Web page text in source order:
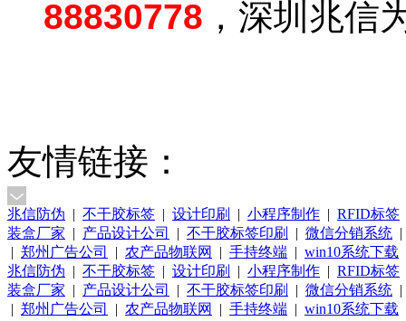
88830778 ，深圳兆信
友情链接：
兆信防伪 | 不干胶标签 | 设计印刷 | 小程序制作 | RFID标签
装盒厂家 | 产品设计公司 | 不干胶标签印刷 | 微信分销系统 |
| 郑州广告公司 | 农产品物联网 | 手持终端 | win10系统下载
兆信防伪 | 不干胶标签 | 设计印刷 | 小程序制作 | RFID标签
装盒厂家 | 产品设计公司 | 不干胶标签印刷 | 微信分销系统 |
| 郑州广告公司 | 农产品物联网 | 手持终端 | win10系统下载